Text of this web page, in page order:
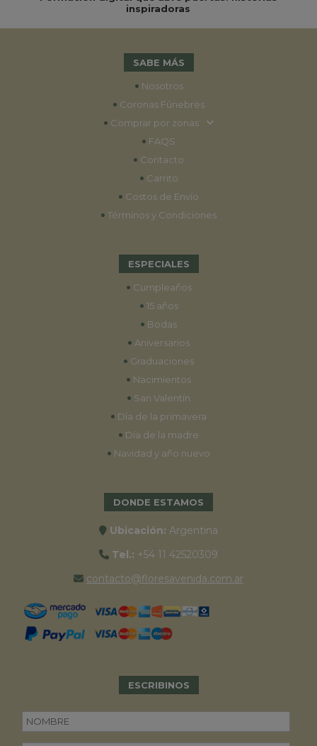
inspiradoras
SABE MÁS
• Nosotros
• Coronas Fúnebres
• Comprar por zonas
• FAQS
• Contacto
• Carrito
• Costos de Envío
• Términos y Condiciones
ESPECIALES
• Cumpleaños
• 15 años
• Bodas
• Aniversarios
• Graduaciones
• Nacimientos
• San Valentín
• Día de la primavera
• Día de la madre
• Navidad y año nuevo
DONDE ESTAMOS
Ubicación: Argentina
Tel.: +54 11 42520309
contacto@floresavenida.com.ar
ESCRIBINOS